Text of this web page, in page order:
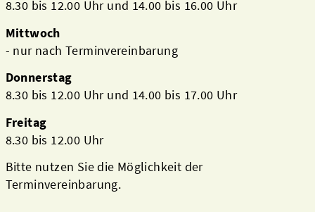
8.30 bis 12.00 Uhr und 14.00 bis 16.00 Uhr
Mittwoch
- nur nach Terminvereinbarung
Donnerstag
8.30 bis 12.00 Uhr und 14.00 bis 17.00 Uhr
Freitag
8.30 bis 12.00 Uhr
Bitte nutzen Sie die Möglichkeit der
Terminvereinbarung.